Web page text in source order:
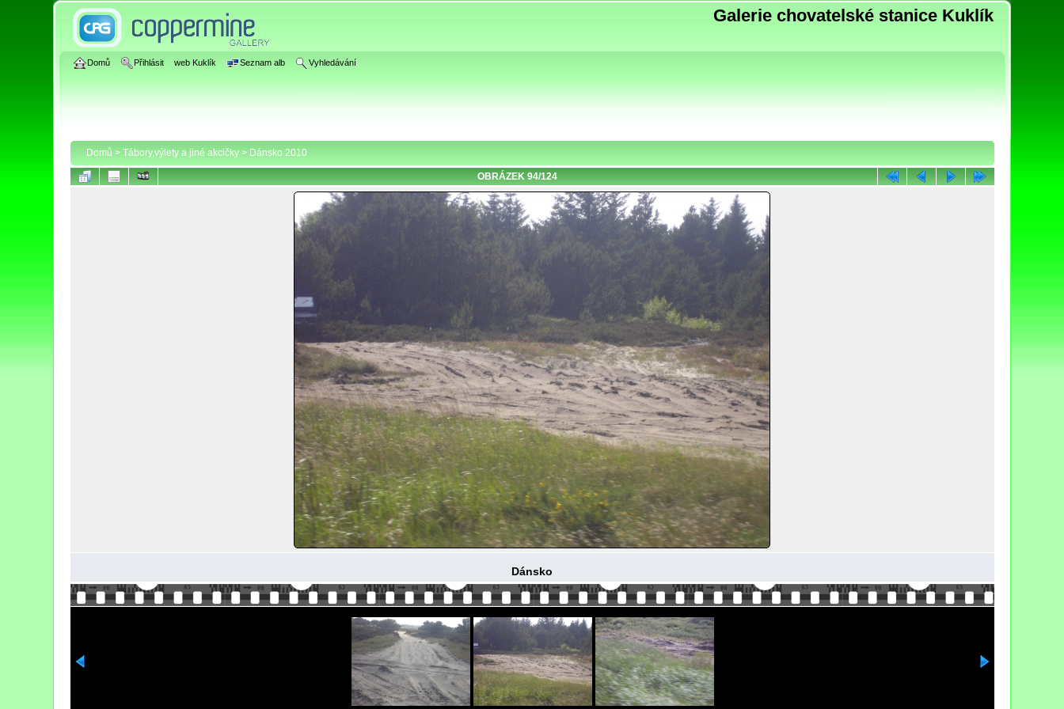
Galerie chovatelské stanice Kuklík
Domů Přihlásit web Kuklík Seznam alb Vyhledávání
Domů > Tábory,výlety a jiné akcičky> Dánsko 2010
OBRÁZEK 94/124
Dánsko